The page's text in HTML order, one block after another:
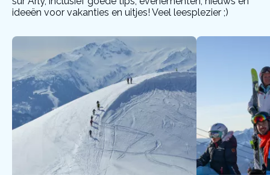
ideeën voor vakanties en uitjes! Veel leesplezier ;)